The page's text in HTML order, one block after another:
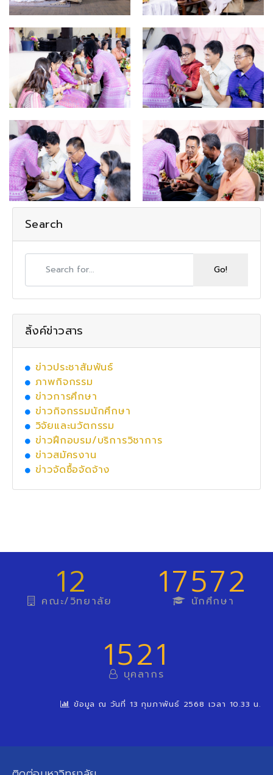
Search
ลิ้งค์ข่าวสาร
ข่าวประชาสัมพันธ์
ภาพกิจกรรม
ข่าวการศึกษา
ข่าวกิจกรรมนักศึกษา
วิจัยและนวัตกรรม
ข่าวฝึกอบรม/บริการวิชาการ
ข่าวสมัครงาน
ข่าวจัดซื้อจัดจ้าง
12
คณะ/วิทยาลัย 17572
นักศึกษา
1521
บุคลากร
ข้อมูล ณ วันที่ 13 กุมภาพันธ์ 2568 เวลา 10.33 น.